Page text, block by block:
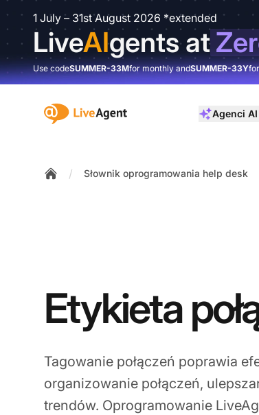
1 July – 31st August 2026 *extended
LiveAIgents at
Use codeSUMMER-33Mfor monthly andSUMMER-33Y
:site.title Agenci AI
/ Słownik oprogramowania help desk
Etykieta
Tagowanie połączeń poprawia
organizowanie połączeń,
trendów. Oprogramowanie